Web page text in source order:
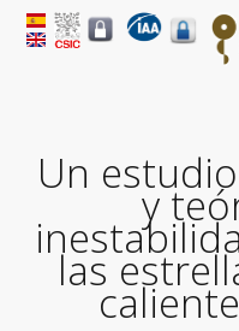
Un
y
las